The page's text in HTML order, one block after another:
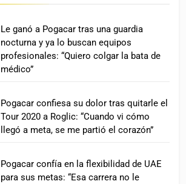
Le ganó a Pogacar tras una guardia
nocturna y ya lo buscan equipos
profesionales: “Quiero colgar la bata de
médico”
Pogacar confiesa su dolor tras quitarle el
Tour 2020 a Roglic: “Cuando vi cómo
llegó a meta, se me partió el corazón”
Pogacar confía en la flexibilidad de UAE
para sus metas: “Esa carrera no le